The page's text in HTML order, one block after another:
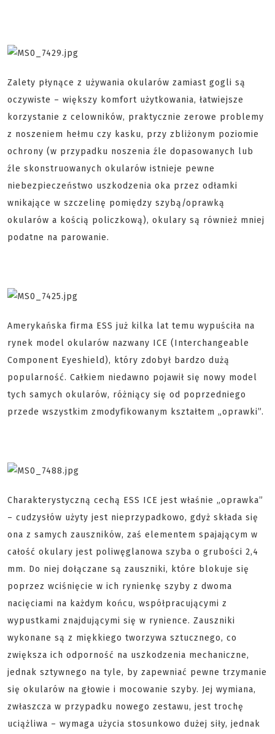
Zalety płynące z używania okularów zamiast gogli są
oczywiste – większy komfort użytkowania, łatwiejsze
korzystanie z celowników, praktycznie zerowe problemy
z noszeniem hełmu czy kasku, przy zbliżonym poziomie
ochrony (w przypadku noszenia źle dopasowanych lub
źle skonstruowanych okularów istnieje pewne
niebezpieczeństwo uszkodzenia oka przez odłamki
wnikające w szczelinę pomiędzy szybą/oprawką
okularów a kością policzkową), okulary są również mniej
podatne na parowanie.
Amerykańska firma ESS już kilka lat temu wypuściła na
rynek model okularów nazwany ICE (Interchangeable
Component Eyeshield), który zdobył bardzo dużą
popularność. Całkiem niedawno pojawił się nowy model
tych samych okularów, różniący się od poprzedniego
przede wszystkim zmodyfikowanym kształtem „oprawki”.
Charakterystyczną cechą ESS ICE jest właśnie „oprawka”
– cudzysłów użyty jest nieprzypadkowo, gdyż składa się
ona z samych zauszników, zaś elementem spajającym w
całość okulary jest poliwęglanowa szyba o grubości 2,4
mm. Do niej dołączane są zauszniki, które blokuje się
poprzez wciśnięcie w ich rynienkę szyby z dwoma
nacięciami na każdym końcu, współpracującymi z
wypustkami znajdującymi się w rynience. Zauszniki
wykonane są z miękkiego tworzywa sztucznego, co
zwiększa ich odporność na uszkodzenia mechaniczne,
jednak sztywnego na tyle, by zapewniać pewne trzymanie
się okularów na głowie i mocowanie szyby. Jej wymiana,
zwłaszcza w przypadku nowego zestawu, jest trochę
uciążliwa – wymaga użycia stosunkowo dużej siły, jednak